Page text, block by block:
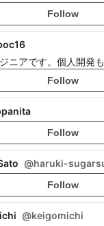
Follow
ニアです。個人開発
Follow
Follow
@haruki-
Follow
@keigomichi